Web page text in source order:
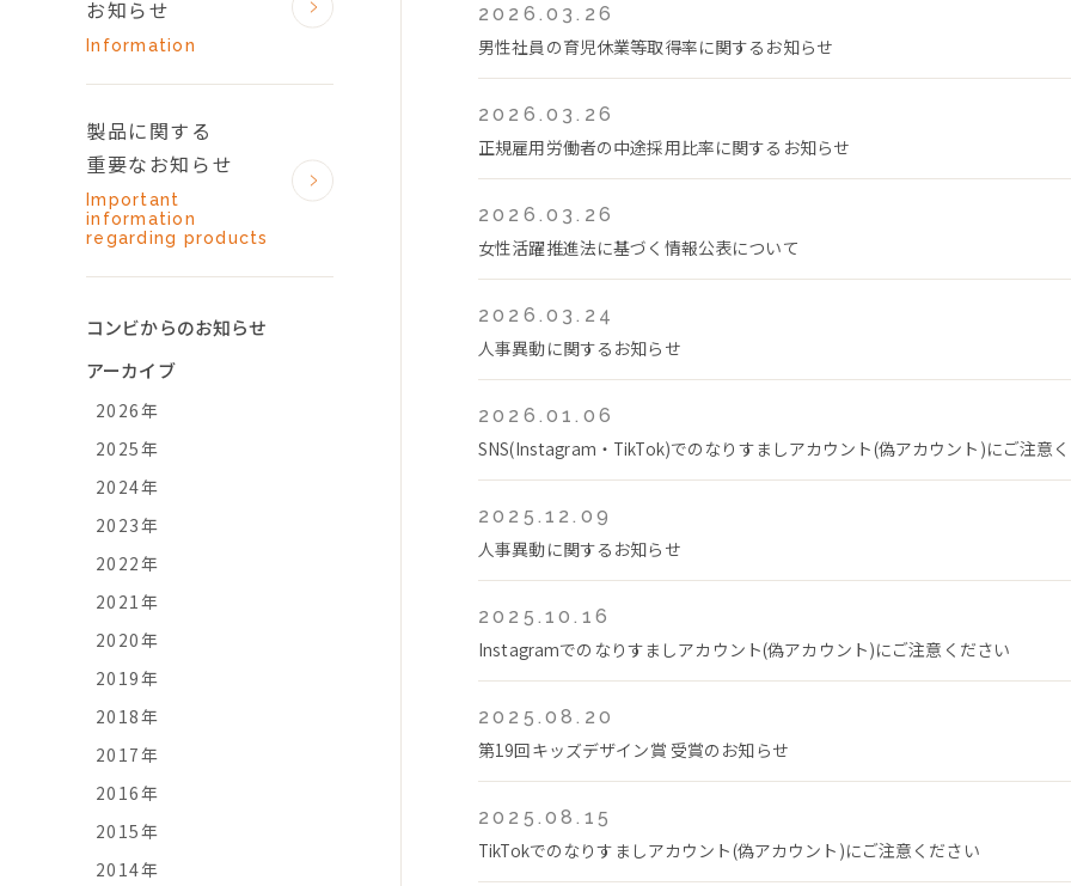
2026.03.26
男性社員の育児休業等取得率に関するお知らせ
2026.03.26
正規雇用労働者の中途採用比率に関するお知らせ
2026.03.26
女性活躍推進法に基づく情報公表について
2026.03.24
人事異動に関するお知らせ
2026.01.06
SNS(Instagram・TikTok)でのなりすましアカウント(偽アカウント)にご注意
2025.12.09
人事異動に関するお知らせ
2025.10.16
Instagramでのなりすましアカウント(偽アカウント)にご注意ください
2025.08.20
第19回キッズデザイン賞 受賞のお知らせ
2025.08.15
TikTokでのなりすましアカウント(偽アカウント)にご注意ください
お知らせ
Information
製品に関する
重要なお知らせ
Important
information
regarding products
コンビからのお知らせ
アーカイブ
2026年
2025年
2024年
2023年
2022年
2021年
2020年
2019年
2018年
2017年
2016年
2015年
2014年